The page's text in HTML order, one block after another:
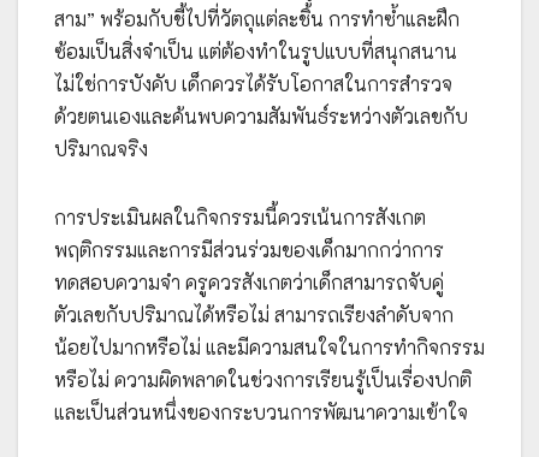
สาม” พร้อมกับชี้ไปที่วัตถุแต่ละชิ้น การทำซ้ำและฝึก
ซ้อมเป็นสิ่งจำเป็น แต่ต้องทำในรูปแบบที่สนุกสนาน
ไม่ใช่การบังคับ เด็กควรได้รับโอกาสในการสำรวจ
ด้วยตนเองและค้นพบความสัมพันธ์ระหว่างตัวเลขกับ
ปริมาณจริง
การประเมินผลในกิจกรรมนี้ควรเน้นการสังเกต
พฤติกรรมและการมีส่วนร่วมของเด็กมากกว่าการ
ทดสอบความจำ ครูควรสังเกตว่าเด็กสามารถจับคู่
ตัวเลขกับปริมาณได้หรือไม่ สามารถเรียงลำดับจาก
น้อยไปมากหรือไม่ และมีความสนใจในการทำกิจกรรม
หรือไม่ ความผิดพลาดในช่วงการเรียนรู้เป็นเรื่องปกติ
และเป็นส่วนหนึ่งของกระบวนการพัฒนาความเข้าใจ